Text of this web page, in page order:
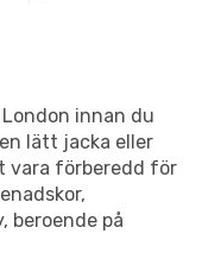
innan du
lätt jacka eller
vara förberedd för
beroende på